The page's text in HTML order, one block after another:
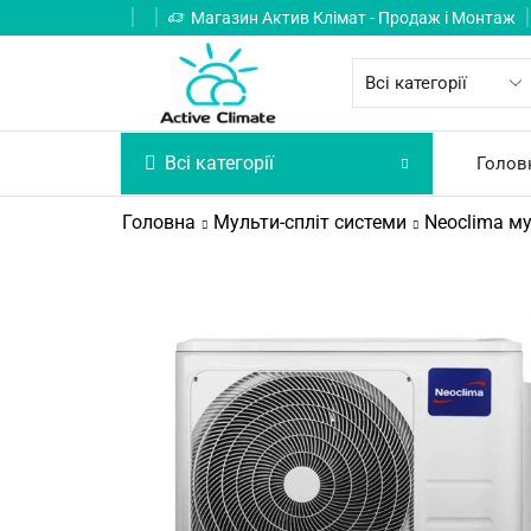
Магазин Актив Клімат - Продаж і Монтаж
Всі категорії
Головна Мульти-спліт системи Neoclima